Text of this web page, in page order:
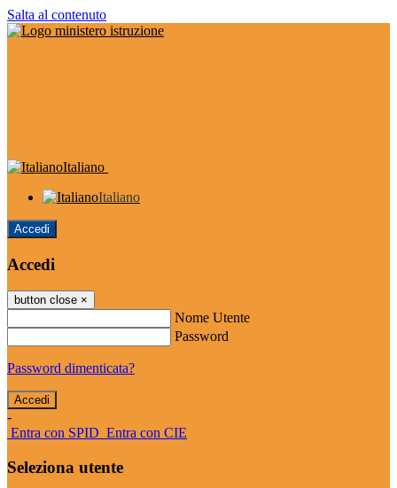
Salta al contenuto
Italiano
Italiano
Accedi
Accedi
button close ×
Nome Utente
Password
Password dimenticata?
-
Entra con SPID Entra con CIE
Seleziona utente